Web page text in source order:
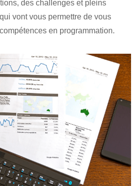
des challenges et pleins
vont vous permettre de vous
en programmation.